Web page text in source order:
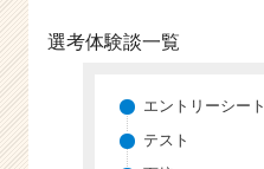
チ
選考体験談一覧
エントリーシート
テスト